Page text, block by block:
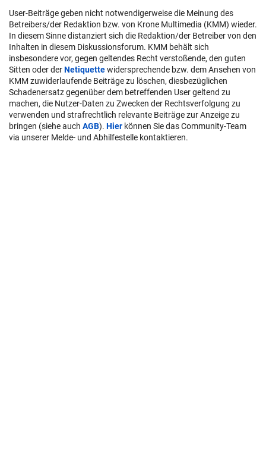
User-Beiträge geben nicht notwendigerweise die Meinung des
Betreibers/der Redaktion bzw. von Krone Multimedia (KMM) wieder.
In diesem Sinne distanziert sich die Redaktion/der Betreiber von den
Inhalten in diesem Diskussionsforum. KMM behält sich
insbesondere vor, gegen geltendes Recht verstoßende, den guten
Sitten oder derNetiquettewidersprechende bzw. dem Ansehen von
KMM zuwiderlaufende Beiträge zu löschen, diesbezüglichen
Schadenersatz gegenüber dem betreffenden User geltend zu
machen, die Nutzer-Daten zu Zwecken der Rechtsverfolgung zu
verwenden und strafrechtlich relevante Beiträge zur Anzeige zu
bringen (siehe auch AGB). Hier können Sie das Community-Team
via unserer Melde- und Abhilfestelle kontaktieren.